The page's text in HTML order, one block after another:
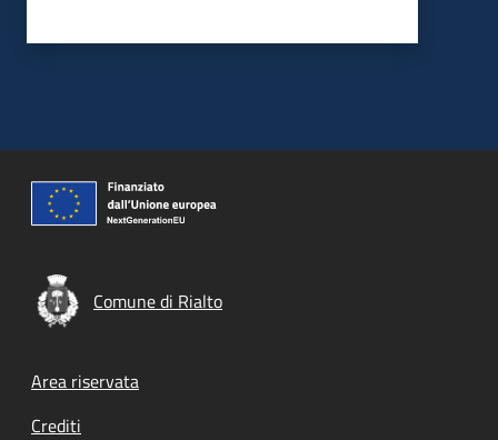
Comune di Rialto
Footer menu
Area riservata
Crediti